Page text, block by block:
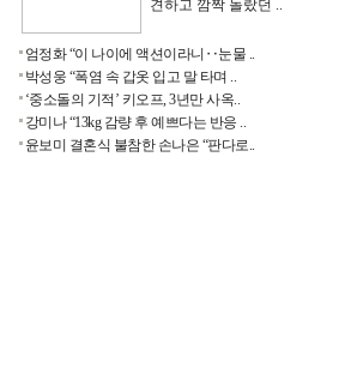
견하고 깜짝 놀랐던 ..
엄정화 “이 나이에 액션이라니‥눈물 ..
박성웅 “폭염 속 갑옷 입고 말 타며 ..
‘중소돌의 기적’ 키오프, 3년만 사옥..
강미나 “13kg 감량 후 예쁘다는 반응 ..
윤보미 결혼식 불참한 손나은 “판다로..